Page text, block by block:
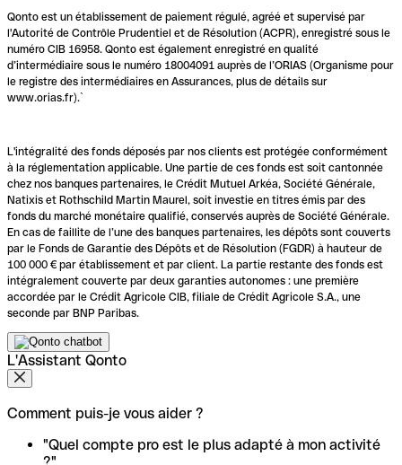
Qonto est un établissement de paiement régulé, agréé et supervisé par
l'Autorité de Contrôle Prudentiel et de Résolution (ACPR), enregistré sous le
numéro CIB 16958. Qonto est également enregistré en qualité
d’intermédiaire sous le numéro 18004091 auprès de l’ORIAS (Organisme pour
le registre des intermédiaires en Assurances, plus de détails sur
www.orias.fr).`
L'intégralité des fonds déposés par nos clients est protégée conformément
à la réglementation applicable. Une partie de ces fonds est soit cantonnée
chez nos banques partenaires, le Crédit Mutuel Arkéa, Société Générale,
Natixis et Rothschild Martin Maurel, soit investie en titres émis par des
fonds du marché monétaire qualifié, conservés auprès de Société Générale.
En cas de faillite de l’une des banques partenaires, les dépôts sont couverts
par le Fonds de Garantie des Dépôts et de Résolution (FGDR) à hauteur de
100 000 € par établissement et par client. La partie restante des fonds est
intégralement couverte par deux garanties autonomes : une première
accordée par le Crédit Agricole CIB, filiale de Crédit Agricole S.A., une
seconde par BNP Paribas.
L'Assistant Qonto
Comment puis-je vous aider ?
"Quel compte pro est le plus adapté à mon activité